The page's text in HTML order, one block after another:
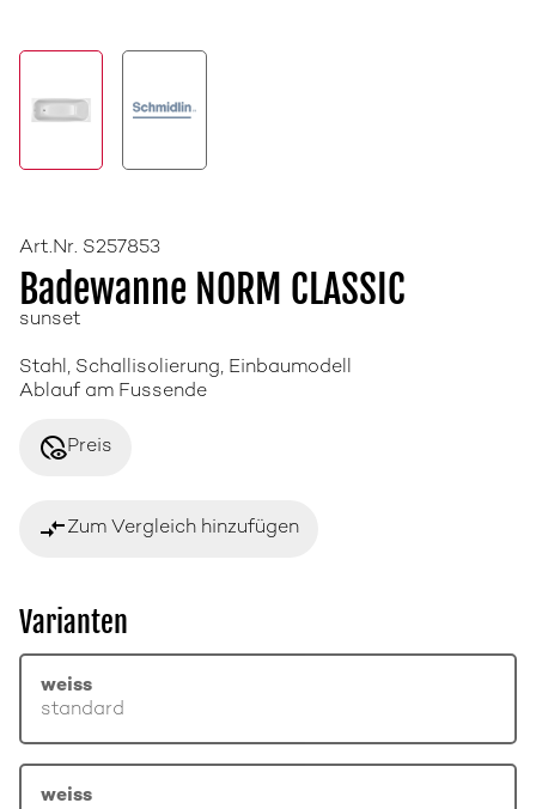
Art.Nr. S257853
Badewanne NORM CLASSIC
sunset
Stahl, Schallisolierung, Einbaumodell
Ablauf am Fussende
disabled_visiblePreis
compare_arrowsZum Vergleich hinzufügen
Varianten
weiss
standard
weiss